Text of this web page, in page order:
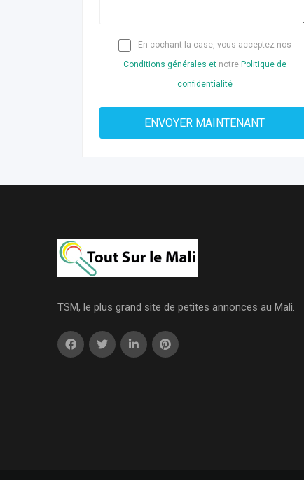
En cochant la case, vous acceptez nos
Conditions générales etnotre Politique de
confidentialité
TSM, le plus grand site de petites annonces au Mali.